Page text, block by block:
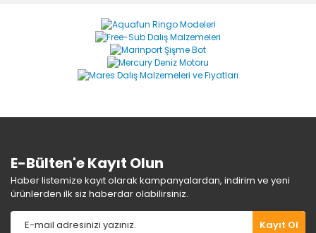
Yorum Yaz
Ürün resmi kalitesiz, bozuk veya görüntülenemiyor.
Ürün açıklamasında eksik bilgiler bulunuyor.
Ürün bilgilerinde hatalar bulunuyor.
E-Bülten'e Kayıt Olun
Haber listemize kayıt olarak kampanyalardan, indirim ve yeni
ürünlerden ilk siz haberdar olabilirsiniz.
Kayıt Ol